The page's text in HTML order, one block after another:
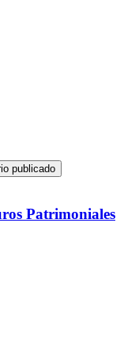
publicado
Patrimoniales